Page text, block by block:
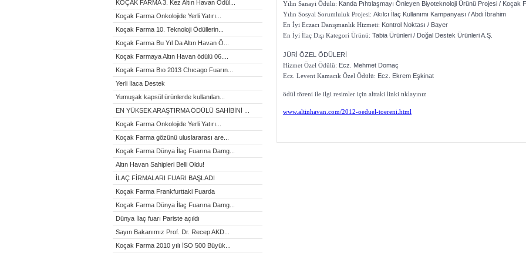
KOÇAK FARMA 3. Kez Altın Havan Ödül...
Koçak Farma Onkolojide Yerli Yatırı...
Koçak Farma 10. Teknoloji Ödüllerin...
Koçak Farma Bu Yıl Da Altın Havan Ö...
Koçak Farmaya Altın Havan ödülü 06....
Koçak Farma Bıo 2013 Chıcago Fuarın...
Yerli İlaca Destek
Yumuşak kapsül ürünlerde kullanılan...
EN YÜKSEK ARAŞTIRMA ÖDÜLÜ SAHİBİNİ ...
Koçak Farma Onkolojide Yerli Yatırı...
Koçak Farma gözünü uluslararası are...
Koçak Farma Dünya İlaç Fuarına Damg...
Altın Havan Sahipleri Belli Oldu!
İLAÇ FİRMALARI FUARI BAŞLADI
Koçak Farma Frankfurttaki Fuarda
Koçak Farma Dünya İlaç Fuarına Damg...
Dünya İlaç fuarı Pariste açıldı
Sayın Bakanımız Prof. Dr. Recep AKD...
Koçak Farma 2010 yılı İSO 500 Büyük...
Yılın Sanayi Ödülü: Kanda Pıhtılaşmayı Önleyen Biyoteknoloji Ürünü Projesi / Koçak
Yılın Sosyal Sorumluluk Projesi: Akılcı İlaç Kullanımı Kampanyası / Abdi İbrahim
En İyi Eczacı Danışmanlık Hizmeti: Kontrol Noktası / Bayer
En İyi İlaç Dışı Kategori Ürünü: Tabia Ürünleri / Doğal Destek Ürünleri A.Ş.
JÜRİ ÖZEL ÖDÜLERİ
Hizmet Özel Ödülü: Ecz. Mehmet Domaç
Ecz. Levent Kamacık Özel Ödülü: Ecz. Ekrem Eşkinat
ödül töreni ile ilgi resimler için alttaki linki tıklayınız
www.altinhavan.com/2012-oeduel-toereni.html